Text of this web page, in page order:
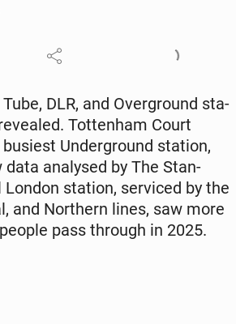
Tube, DLR, and Over­ground sta­
Tot­ten­ham Court
busiest Un­der­ground station,
data analysed by The Stan­
station, ser­viced by the
and North­ern lines, saw more
pass through in 2025.